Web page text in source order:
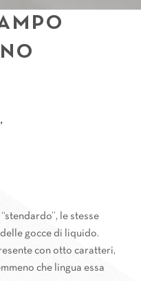
le stesse
gocce di liquido.
con otto caratteri,
che lingua essa